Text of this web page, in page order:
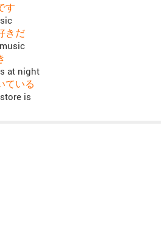
す
きだ
at night
ている
is